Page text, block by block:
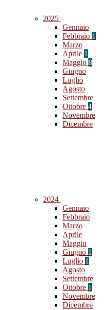
2025
Gennaio
Febbraio 1
Marzo
Aprile 1
Maggio 8
Giugno
Luglio
Agosto
Settembre
Ottobre 4
Novembre
Dicembre
2024
Gennaio
Febbraio
Marzo
Aprile
Maggio
Giugno 1
Luglio 1
Agosto
Settembre
Ottobre 1
Novembre
Dicembre